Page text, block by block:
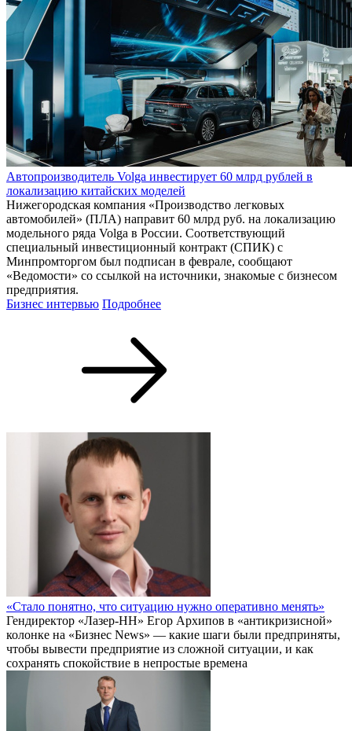
Автопроизводитель Volga инвестирует 60 млрд рублей в
локализацию китайских моделей
Нижегородская компания «Производство легковых
автомобилей» (ПЛА) направит 60 млрд руб. на локализацию
модельного ряда Volga в России. Соответствующий
специальный инвестиционный контракт (СПИК) с
Минпромторгом был подписан в феврале, сообщают
«Ведомости» со ссылкой на источники, знакомые с бизнесом
предприятия.
Бизнес интервью Подробнее
«Стало понятно, что ситуацию нужно оперативно менять»
Гендиректор «Лазер-НН» Егор Архипов в «антикризисной»
колонке на «Бизнес News» — какие шаги были предприняты,
чтобы вывести предприятие из сложной ситуации, и как
сохранять спокойствие в непростые времена